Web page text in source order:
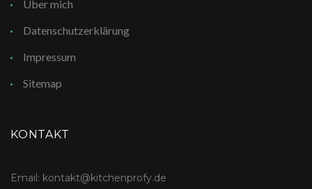
Über mich
Datenschutzerklärung
Impressum
Sitemap
KONTAKT
Email: kontakt@kitchenprofy.de